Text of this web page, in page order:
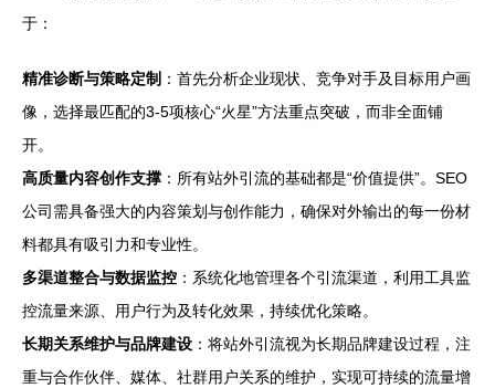
于：
精准诊断与策略定制 ：首先分析企业现状、竞争对手及目标用户画
像，选择最匹配的3-5项核心“火星”方法重点突破，而非全面铺
开。
高质量内容创作支撑 ：所有站外引流的基础都是“价值提供”。SEO
公司需具备强大的内容策划与创作能力，确保对外输出的每一份材
料都具有吸引力和专业性。
多渠道整合与数据监控 ：系统化地管理各个引流渠道，利用工具监
控流量来源、用户行为及转化效果，持续优化策略。
长期关系维护与品牌建设 ：将站外引流视为长期品牌建设过程，注
重与合作伙伴、媒体、社群用户关系的维护，实现可持续的流量增